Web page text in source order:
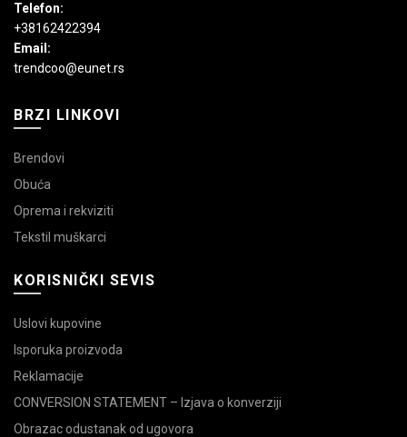
Telefon:
+38162422394
Email:
trendcoo@eunet.rs
BRZI LINKOVI
Brendovi
Obuća
Oprema i rekviziti
Tekstil muškarci
KORISNIČKI SEVIS
Uslovi kupovine
Isporuka proizvoda
Reklamacije
CONVERSION STATEMENT – Izjava o konverziji
Obrazac odustanak od ugovora